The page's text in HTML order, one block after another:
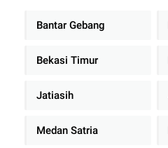
Bantar Gebang
Bekasi Timur
Jatiasih
Medan Satria